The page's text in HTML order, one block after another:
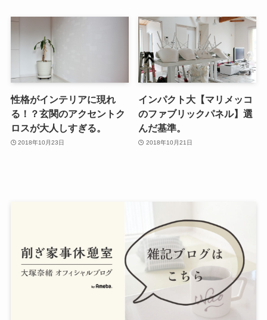
性格がインテリアに現れ
る！？玄関のアクセントク
ロスが大人しすぎる。
2018年10月23日
インパクト大【マリメッコ
のファブリックパネル】選
んだ基準。
2018年10月21日